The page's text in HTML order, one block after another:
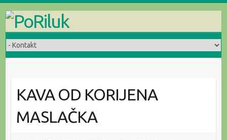
content
KAVA OD KORIJENA
MASLAČKA